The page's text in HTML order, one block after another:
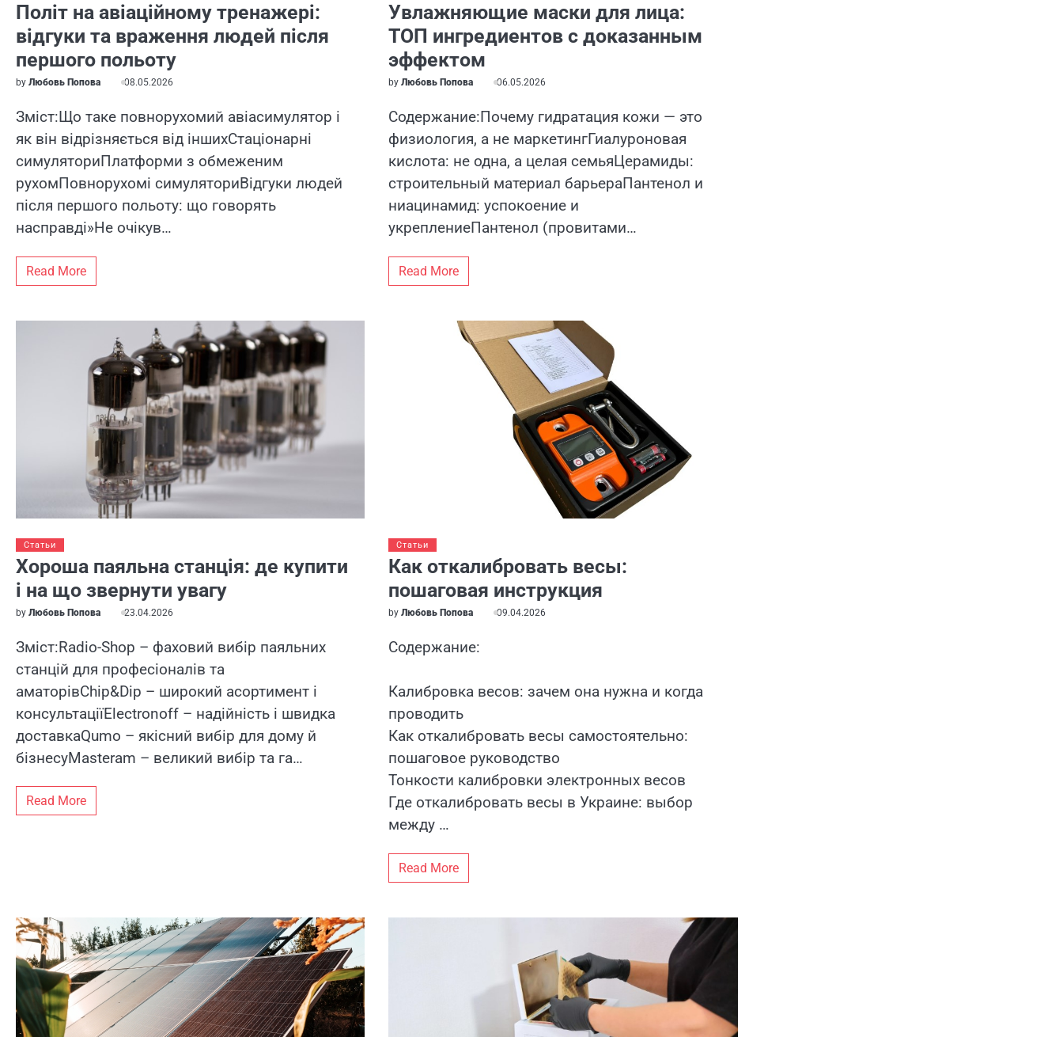
Політ на авіаційному тренажері:
відгуки та враження людей після
першого польоту
by Любовь Попова 08.05.2026
Зміст:Що таке повнорухомий авіасимулятор і
як він відрізняється від іншихСтаціонарні
симуляториПлатформи з обмеженим
рухомПовнорухомі симуляториВідгуки людей
після першого польоту: що говорять
насправді»Не очікув…
Read More
Увлажняющие маски для лица:
ТОП ингредиентов с доказанным
эффектом
byЛюбовь Попова 06.05.2026
Содержание:Почему гидратация кожи — это
физиология, а не маркетингГиалуроновая
кислота: не одна, а целая семьяЦерамиды:
строительный материал барьераПантенол и
ниацинамид: успокоение и
укреплениеПантенол (провитами…
Read More
Статьи
Хороша паяльна станція: де купити
і на що звернути увагу
by Любовь Попова 23.04.2026
Зміст:Radio-Shop – фаховий вибір паяльних
станцій для професіоналів та
аматорівChip&Dip – широкий асортимент і
консультаціїElectronoff – надійність і швидка
доставкаQumo – якісний вибір для дому й
бізнесуMasteram – великий вибір та га…
Read More
Статьи
Как откалибровать весы:
пошаговая инструкция
byЛюбовь Попова 09.04.2026
Содержание:
Калибровка весов: зачем она нужна и когда
проводить
Как откалибровать весы самостоятельно:
пошаговое руководство
Тонкости калибровки электронных весов
Где откалибровать весы в Украине: выбор
между …
Read More